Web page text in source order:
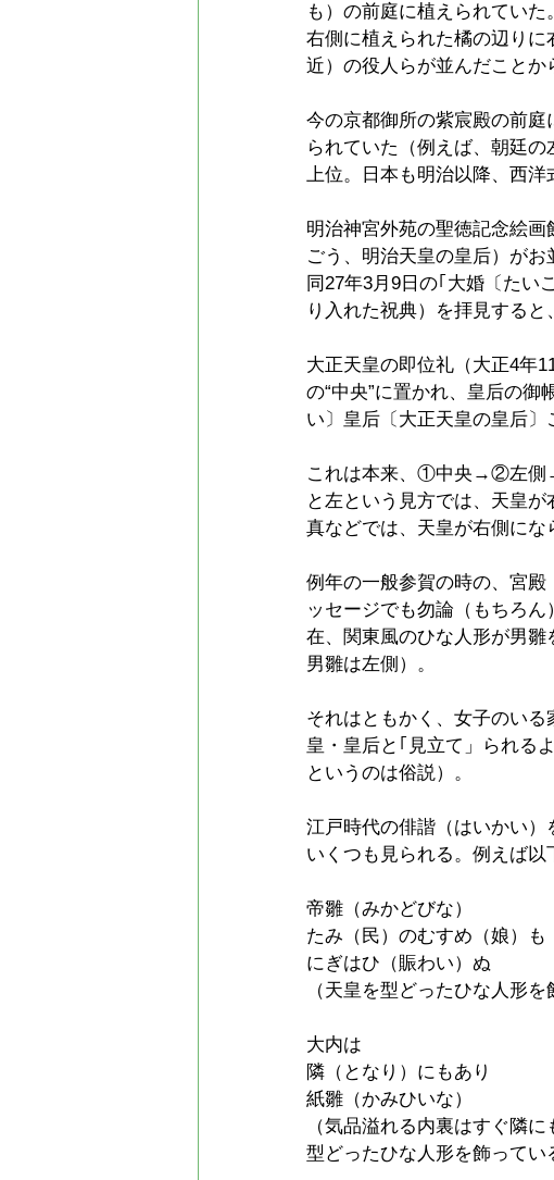
も）の前庭に植えられてい
右側に植えられた橘の辺り
近）の役人らが並んだことか
今の京都御所の紫宸殿の前庭
られていた（例えば、朝廷
上位。日本も明治以降、西洋
明治神宮外苑の聖徳記念絵
ごう、明治天皇の皇后）がお
同27年3月9日の｢大婚〔たい
り入れた祝典）を拝見する
大正天皇の即位礼（大正4年
の“中央”に置かれ、皇后の
い〕皇后〔大正天皇の皇后〕
これは本来、①中央→②左側
と左という見方では、天皇
真などでは、天皇が右側にな
例年の一般参賀の時の、宮
ッセージでも勿論（もちろ
在、関東風のひな人形が男
男雛は左側）。
それはともかく、女子のい
皇・皇后と｢見立て」られる
というのは俗説）。
江戸時代の俳諧（はいかい）
いくつも見られる。例えば以
帝雛（みかどびな）
たみ（民）のむすめ（娘）も
にぎはひ（賑わい）ぬ
（天皇を型どったひな人形
大内は
隣（となり）にもあり
紙雛（かみひいな）
（気品溢れる内裏はすぐ隣
型どったひな人形を飾ってい